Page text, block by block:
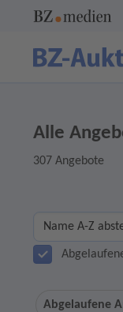
Alle
307 Angebote
Abgelaufene